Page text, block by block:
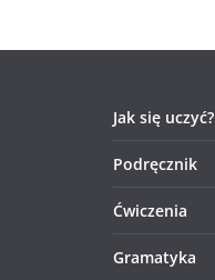
Jak się uczyć?
Podręcznik
Ćwiczenia
Gramatyka